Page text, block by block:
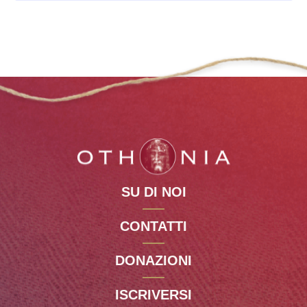
SU DI NOI
CONTATTI
DONAZIONI
ISCRIVERSI